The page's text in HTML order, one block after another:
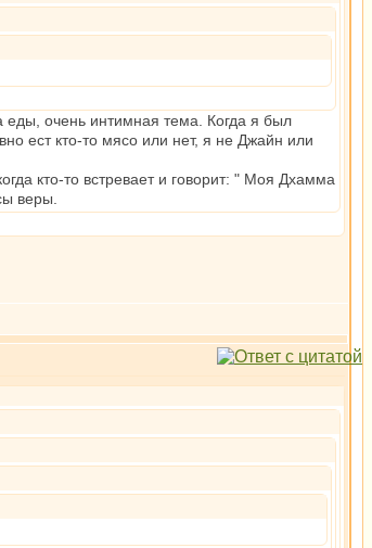
очень интимная тема. Когда я был
ест кто-то мясо или нет, я не Джайн или
кто-то встревает и говорит: " Моя Дхамма
веры.